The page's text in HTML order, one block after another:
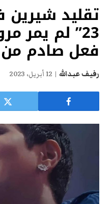
تقليد
23” لم يمر
فعل صادم من
رفيف عبدالله 12 أبريل، 2023